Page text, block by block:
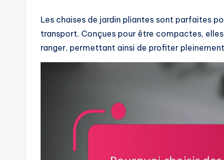
Les chaises de jardin pliantes sont parfaites
transport. Conçues pour être compactes,
ranger, permettant ainsi de profiter